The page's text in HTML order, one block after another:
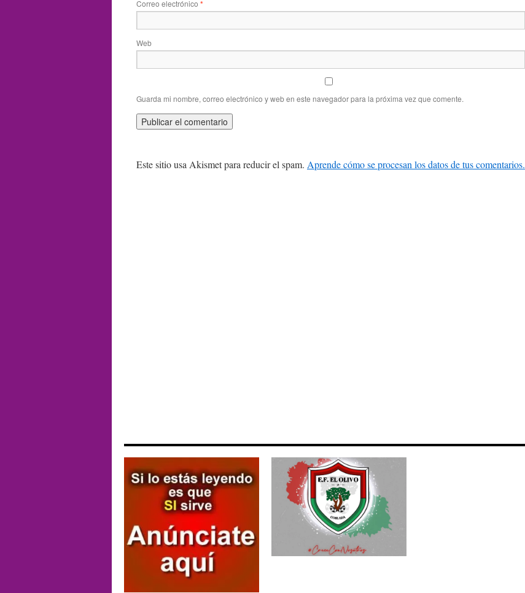
Correo electrónico *
Web
Guarda mi nombre, correo electrónico y web en este navegador para la próxima vez que comente.
Este sitio usa Akismet para reducir el spam. Aprende cómo se procesan los datos de tus comentarios.